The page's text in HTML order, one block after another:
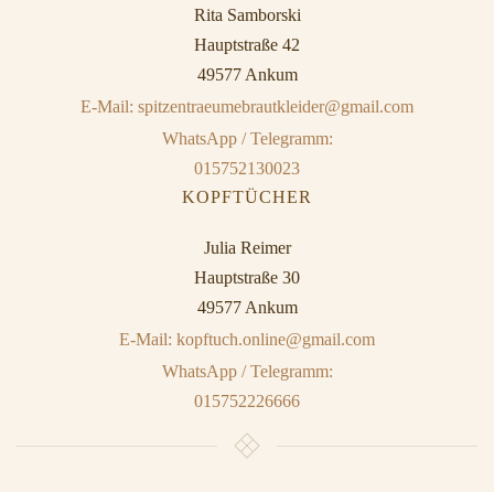
Rita Samborski
Hauptstraße 42
49577 Ankum
E-Mail: spitzentraeumebrautkleider@gmail.com
WhatsApp / Telegramm:
015752130023
KOPFTÜCHER
Julia Reimer
Hauptstraße 30
49577 Ankum
E-Mail: kopftuch.online@gmail.com
WhatsApp / Telegramm:
015752226666